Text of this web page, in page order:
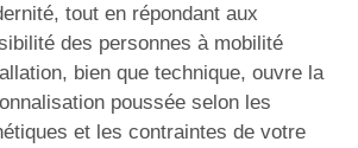
tout en répondant aux
des personnes à mobilité
bien que technique, ouvre la
poussée selon les
et les contraintes de votre